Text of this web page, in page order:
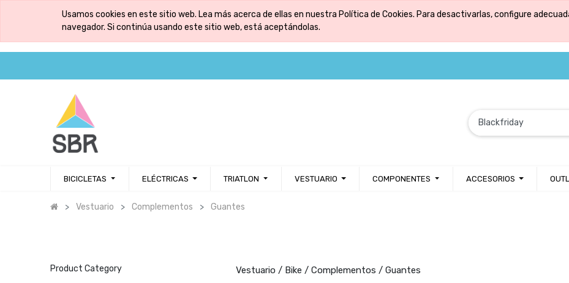
Usamos cookies en este sitio web. Lea más acerca de ellas en nuestra Política de Cookies. Para desactivarlas, configure
navegador. Si continúa usando este sitio web, está aceptándolas.
BICICLETAS ELÉCTRICAS TRIATLON VESTUARIO COMPONENTES ACCESORIOS
Vestuario Complementos Guantes
Product Category Vestuario / Bike / Complementos / Guantes